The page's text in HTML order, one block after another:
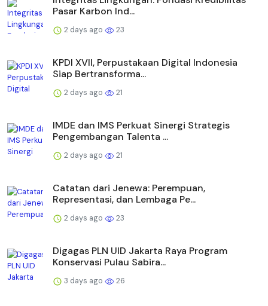
Pasar Karbon Ind...
2 days ago 23
KPDI XVII, Perpustakaan Digital Indonesia
Siap Bertransforma...
2 days ago 21
IMDE dan IMS Perkuat Sinergi Strategis
Pengembangan Talenta ...
2 days ago 21
Catatan dari Jenewa: Perempuan,
Representasi, dan Lembaga Pe...
2 days ago 23
Digagas PLN UID Jakarta Raya Program
Konservasi Pulau Sabira...
3 days ago 26